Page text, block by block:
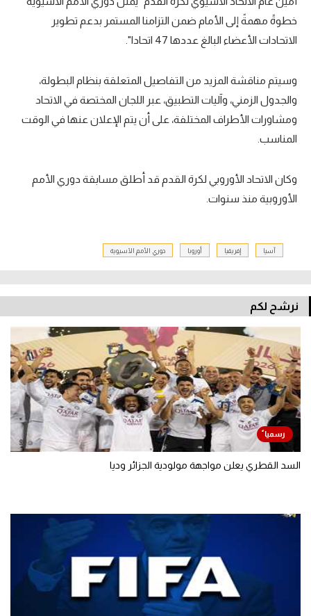
خطوةً مهمةً إلى الأمام ضمن التزامنا المستمر بدعم تطوير
الاتحادات الأعضاء البالغ عددها 47 اتحادا".
وسيتم مناقشة المزيد من التفاصيل المتعلقة بنظام البطولة،
والجدول الزمني، وآليات التطبيق، عبر اللجان المختصة في الاتحاد
ومشاورات الأطراف المختلفة، على أن يتم الإعلان عنها في الوقت
المناسب.
وكان الاتحاد الأوروبي لكرة القدم قد أطلق مسابقة دوري الأمم
الأوروبية منذ سنوات.
آسيا إفريقيا أوروبا دوري الأمم الآسيوية
نرشح لكم
السد القطري يعلن مواجهة مولودية الجزائر وديا